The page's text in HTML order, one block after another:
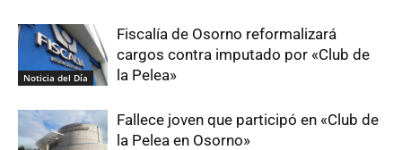
Noticia del Día
Fiscalía de Osorno reformalizará
cargos contra imputado por «Club de
la Pelea»
Fallece joven que participó en «Club de
la Pelea en Osorno»